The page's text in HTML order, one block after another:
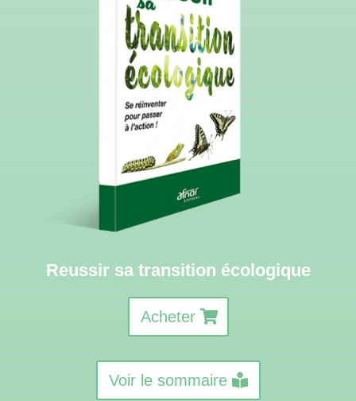
Reussir sa transition écologique
Acheter
Voir le sommaire